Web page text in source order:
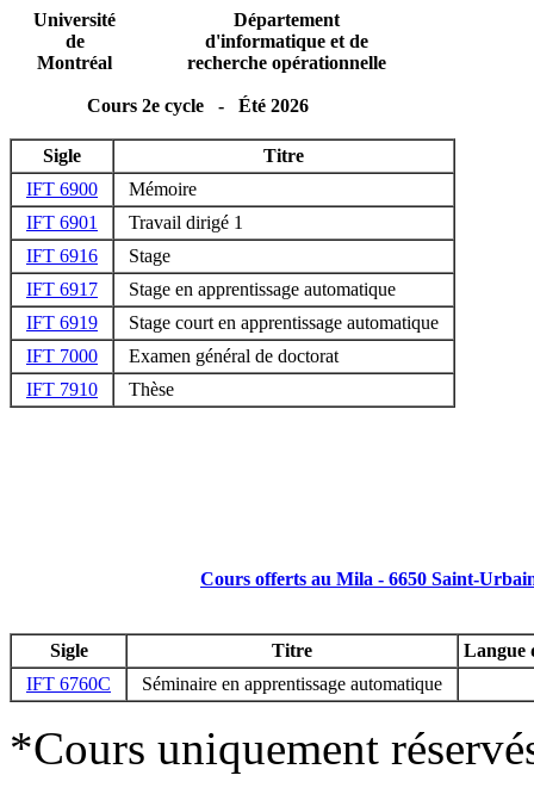
Université
Département
de
d'informatique et de
Montréal
recherche opérationnelle
Cours 2e cycle - Été 2026
Sigle
Titre
IFT 6900
Mémoire
IFT 6901
Travail dirigé 1
IFT 6916
Stage
IFT 6917
Stage en apprentissage automatique
IFT 6919
Stage court en apprentissage automatique
IFT 7000
Examen général de doctorat
IFT 7910
Thèse
Cours offerts au Mila - 6650 Saint-
Sigle Titre
Langue
IFT 6760C
Séminaire en apprentissage automatique
*Cours uniquement